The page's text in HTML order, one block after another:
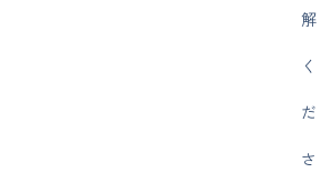
解
く
だ
さ